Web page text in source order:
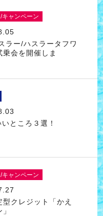
キャンペーン
ラー/ハスラータフワ
乗会を開催しま
ところ３選！
キャンペーン
型クレジット「かえ